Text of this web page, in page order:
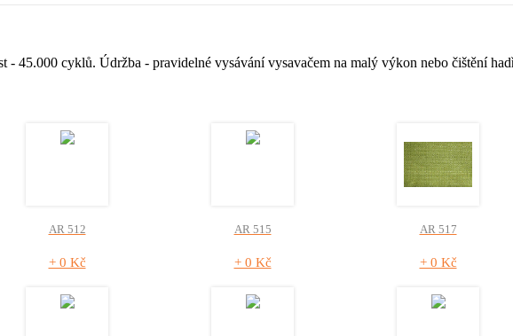
- 45.000 cyklů. Údržba - pravidelné vysávání vysavačem na malý výkon nebo čištění
AR 512
+ 0 Kč
AR 515
+ 0 Kč
AR 517
+ 0 Kč